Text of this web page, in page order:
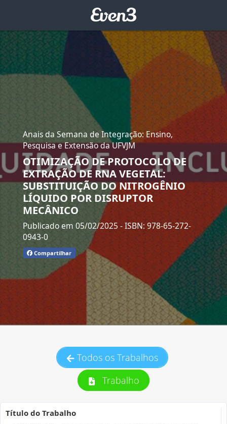
Anais da Semana de Integração: Ensino,
Pesquisa e Extensão da UFVJM
OTIMIZAÇÃO DE PROTOCOLO DE
EXTRAÇÃO DE RNA VEGETAL:
SUBSTITUIÇÃO DO NITROGÊNIO
LÍQUIDO POR DISRUPTOR
MECÂNICO
Publicado em 05/02/2025 - ISBN: 978-65-272-
0943-0
Compartilhar
Todos os Trabalhos
Trabalho
Título do Trabalho